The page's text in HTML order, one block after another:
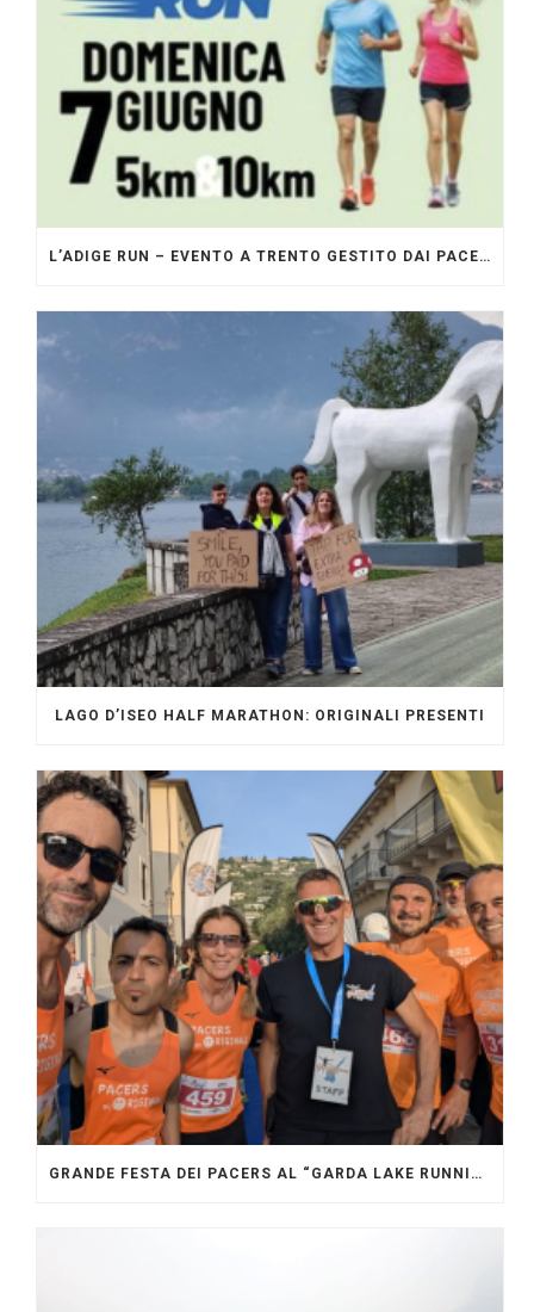
L’ADIGE RUN – EVENTO A TRENTO GESTITO DAI PACERS GLI ORIGINALI
LAGO D’ISEO HALF MARATHON: ORIGINALI PRESENTI
GRANDE FESTA DEI PACERS AL “GARDA LAKE RUNNING FESTIVAL”